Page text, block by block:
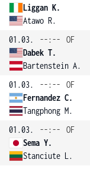
Liggan K.
Atawo R.
01.03.
--:--
OF
Dabek T.
Bartenstein A.
01.03.
--:--
OF
Fernandez C.
Tangphong M.
01.03.
--:--
OF
Sema Y.
Stanciute L.